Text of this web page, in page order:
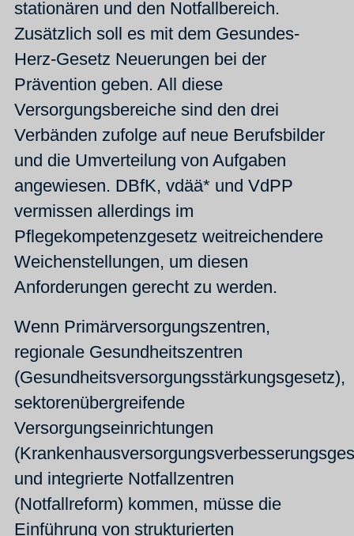
stationären und den Notfallbereich.
Zusätzlich soll es mit dem Gesundes-
Herz-Gesetz Neuerungen bei der
Prävention geben. All diese
Versorgungsbereiche sind den drei
Verbänden zufolge auf neue Berufsbilder
und die Umverteilung von Aufgaben
angewiesen. DBfK, vdää* und VdPP
vermissen allerdings im
Pflegekompetenzgesetz weitreichendere
Weichenstellungen, um diesen
Anforderungen gerecht zu werden.
Wenn Primärversorgungszentren,
regionale Gesundheitszentren
(Gesundheitsversorgungsstärkungsgesetz),
sektorenübergreifende
Versorgungseinrichtungen
und integrierte Notfallzentren
(Notfallreform) kommen, müsse die
Einführung von strukturierten